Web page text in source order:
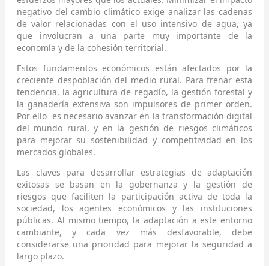
negativo del cambio climático exige analizar las cadenas
de valor relacionadas con el uso intensivo de agua, ya
que involucran a una parte muy importante de la
economía y de la cohesión territorial.
Estos fundamentos económicos están afectados por la
creciente despoblación del medio rural. Para frenar esta
tendencia, la agricultura de regadío, la gestión forestal y
la ganadería extensiva son impulsores de primer orden.
Por ello es necesario avanzar en la transformación digital
del mundo rural, y en la gestión de riesgos climáticos
para mejorar su sostenibilidad y competitividad en los
mercados globales.
Las claves para desarrollar estrategias de adaptación
exitosas se basan en la gobernanza y la gestión de
riesgos que faciliten la participación activa de toda la
sociedad, los agentes económicos y las instituciones
públicas. Al mismo tiempo, la adaptación a este entorno
cambiante, y cada vez más desfavorable, debe
considerarse una prioridad para mejorar la seguridad a
largo plazo.